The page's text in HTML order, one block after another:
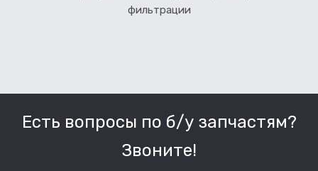
фильтрации
Есть вопросы по б/у запчастям?
Звоните!